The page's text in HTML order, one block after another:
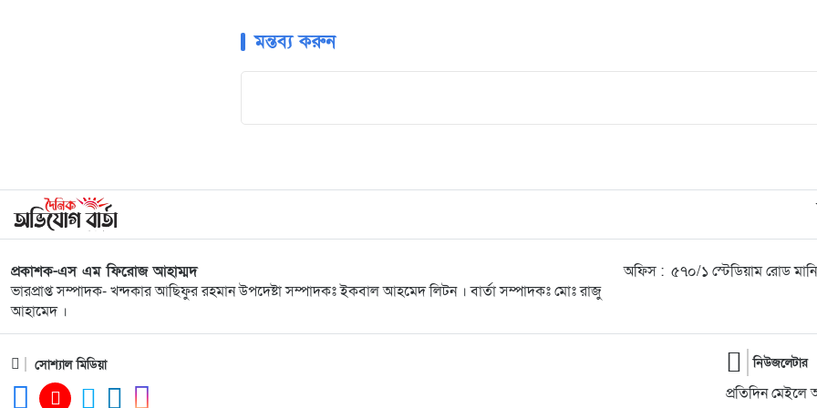
মন্তব্য করুন
প্রকাশক-এস এম ফিরোজ আহাম্মদ
ভারপ্রাপ্ত সম্পাদক- খন্দকার আছিফুর রহমান উপদেষ্টা সম্পাদকঃ ইকবাল আহমেদ লিটন । বার্তা সম্পাদকঃ মোঃ রাজু
আহামেদ ।
অফিস : ৫৭০/১ স্টেডিয়াম রোড
সোশ্যাল মিডিয়া নিউজলেটার
প্রতিদিন